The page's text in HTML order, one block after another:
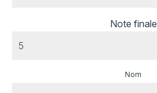
Note finale
Nom